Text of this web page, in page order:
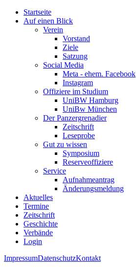
Startseite
Auf einen Blick
Verein
Vorstand
Ziele
Satzung
Social Media
Meta - ehem. Facebook
Instagram
Offiziere im Studium
UniBW Hamburg
UniBw München
Der Panzergrenadier
Zeitschrift
Leseprobe
Gut zu wissen
Symposium
Reserveoffiziere
Service
Aufnahmeantrag
Änderungsmeldung
Aktuelles
Termine
Zeitschrift
Geschichte
Verbände
Login
ImpressumDatenschutzKontakt